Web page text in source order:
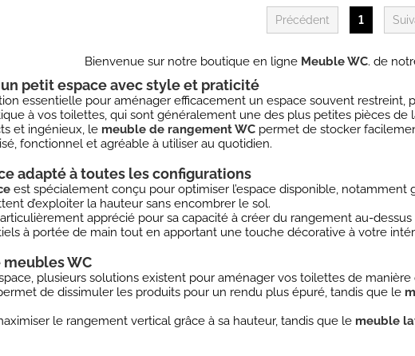
Précédent 1
Bienvenue sur notre boutique en ligne Meuble WC. de
petit espace avec style et praticité
essentielle pour aménager efficacement un espace souvent
à vos toilettes, qui sont généralement une des plus petites pièces de
et ingénieux, le meuble de rangement WC permet de stocker
fonctionnel et agréable à utiliser au quotidien.
adapté à toutes les configurations
est spécialement conçu pour optimiser l’espace disponible,
d’exploiter la hauteur sans encombrer le sol.
apprécié pour sa capacité à créer du rangement au-
à portée de main tout en apportant une touche décorative à votre
WC
plusieurs solutions existent pour aménager vos toilettes de manière
de dissimuler les produits pour un rendu plus épuré, tandis que le
le rangement vertical grâce à sa hauteur, tandis que le meuble